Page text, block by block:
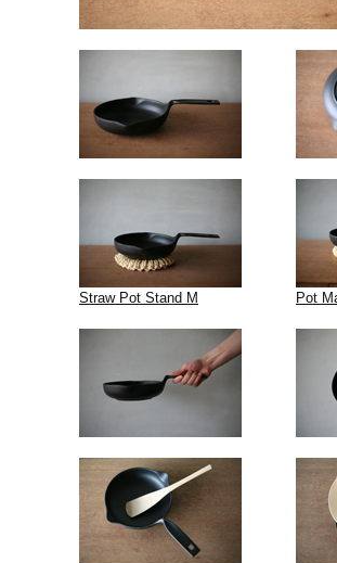
Straw Pot Stand M Pot